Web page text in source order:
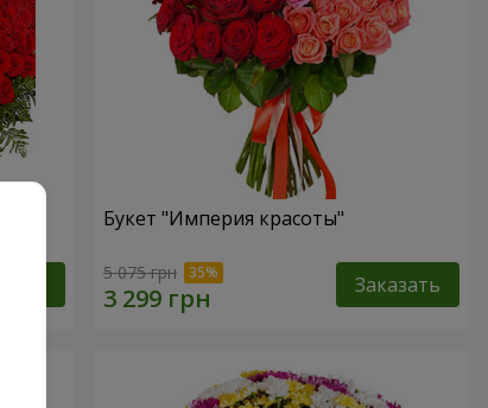
Букет "Империя красоты"
5 075 грн Заказать